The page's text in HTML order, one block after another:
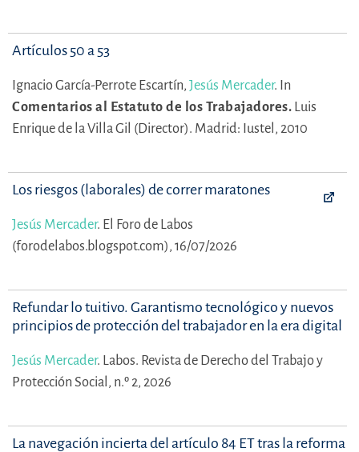
Artículos 50 a 53
Ignacio García-Perrote Escartín, Jesús Mercader. In
Comentarios al Estatuto de los Trabajadores. Luis
Enrique de la Villa Gil (Director). Madrid: Iustel, 2010
Los riesgos (laborales) de correr maratones
Jesús Mercader. El Foro de Labos
(forodelabos.blogspot.com), 16/07/2026
Refundar lo tuitivo. Garantismo tecnológico y nuevos
principios de protección del trabajador en la era digital
Jesús Mercader. Labos. Revista de Derecho del Trabajo y
Protección Social, n.º 2, 2026
La navegación incierta del artículo 84 ET tras la reforma